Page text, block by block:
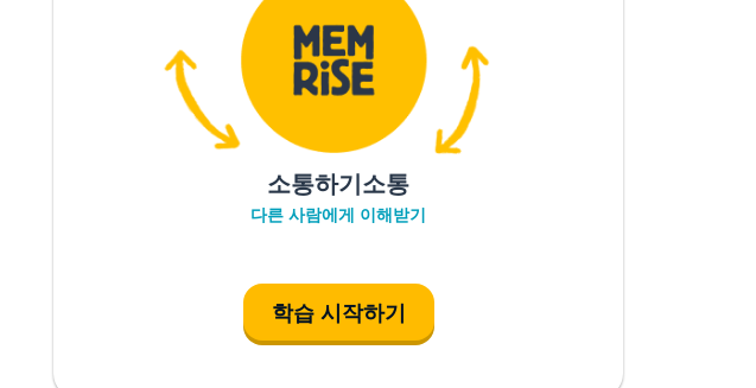
소통하기소통
다른 사람에게 이해받기
학습 시작하기